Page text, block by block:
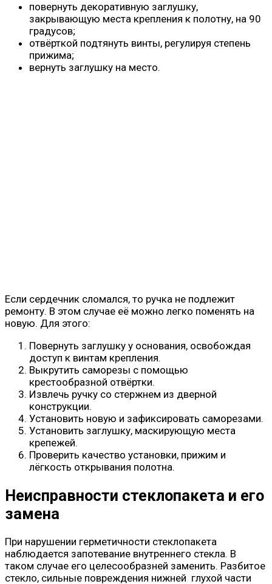
повернуть декоративную заглушку,
закрывающую места крепления к полотну, на 90
градусов;
отвёрткой подтянуть винты, регулируя степень
прижима;
вернуть заглушку на место.
Если сердечник сломался, то ручка не подлежит
ремонту. В этом случае её можно легко поменять на
новую. Для этого:
Повернуть заглушку у основания, освобождая
доступ к винтам крепления.
Выкрутить саморезы с помощью
крестообразной отвёртки.
Извлечь ручку со стержнем из дверной
конструкции.
Установить новую и зафиксировать саморезами.
Установить заглушку, маскирующую места
крепежей.
Проверить качество установки, прижим и
лёгкость открывания полотна.
Неисправности стеклопакета и его
замена
При нарушении герметичности стеклопакета
наблюдается запотевание внутреннего стекла. В
таком случае его целесообразней заменить. Разбитое
стекло, сильные повреждения нижней глухой части